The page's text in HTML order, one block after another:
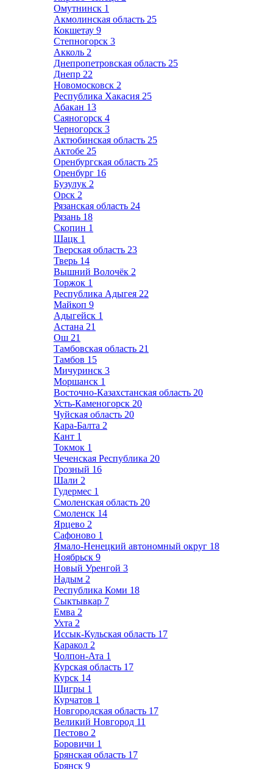
Омутнинск 1
Акмолинская область 25
Кокшетау 9
Степногорск 3
Акколь 2
Днепропетровская область 25
Днепр 22
Новомосковск 2
Республика Хакасия 25
Абакан 13
Саяногорск 4
Черногорск 3
Актюбинская область 25
Актобе 25
Оренбургская область 25
Оренбург 16
Бузулук 2
Орск 2
Рязанская область 24
Рязань 18
Скопин 1
Шацк 1
Тверская область 23
Тверь 14
Вышний Волочёк 2
Торжок 1
Республика Адыгея 22
Майкоп 9
Адыгейск 1
Астана 21
Ош 21
Тамбовская область 21
Тамбов 15
Мичуринск 3
Моршанск 1
Восточно-Казахстанская область 20
Усть-Каменогорск 20
Чуйская область 20
Кара-Балта 2
Кант 1
Токмок 1
Чеченская Республика 20
Грозный 16
Шали 2
Гудермес 1
Смоленская область 20
Смоленск 14
Ярцево 2
Сафоново 1
Ямало-Ненецкий автономный округ 18
Ноябрьск 9
Новый Уренгой 3
Надым 2
Республика Коми 18
Сыктывкар 7
Емва 2
Ухта 2
Иссык-Кульская область 17
Каракол 2
Чолпон-Ата 1
Курская область 17
Курск 14
Щигры 1
Курчатов 1
Новгородская область 17
Великий Новгород 11
Пестово 2
Боровичи 1
Брянская область 17
Брянск 9